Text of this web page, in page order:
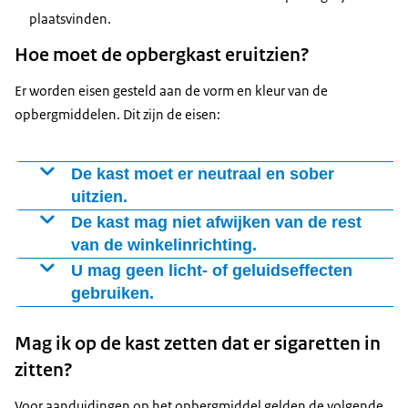
plaatsvinden.
Hoe moet de opbergkast eruitzien?
Er worden eisen gesteld aan de vorm en kleur van de
opbergmiddelen. Dit zijn de eisen:
De kast moet er neutraal en sober
uitzien.
Het opbergmiddel mag maar 1 kleur hebben. Kies voor
de buitenkant én de binnenkant een neutrale kleur als
wit, zwart of grijs. Ook voor de vorm geldt dat deze
neutraal en sober moet zijn.
De kast mag niet afwijken van de rest
van de winkelinrichting.
Het opbergmiddel mag niet opvallen in de winkel. Een
sterk glanzende afwerking of grote contrasten zijn niet
U mag geen licht- of geluidseffecten
gebruiken.
verlichting zitten, zodat u de producten goed kunt zien.
Mag ik op de kast zetten dat er sigaretten in
zitten?